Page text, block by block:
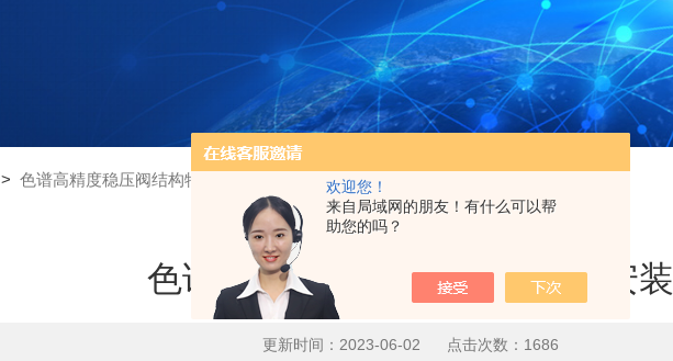
欢迎您！
来自局域网的朋友！有什么可以帮
助您的吗？
>色谱高精度稳压阀结构特点和安装
色谱高精度稳压阀结构特点和安装
更新时间：2023-06-02 点击次数：1686